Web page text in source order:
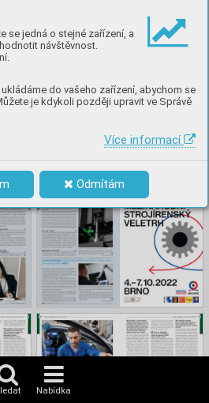
se jedná o stejné zařízení, a
návštěvnost.
do vašeho zařízení, abychom se
je kdykoli později upravit ve Správě
Více informací
Odmítám
Nabídka